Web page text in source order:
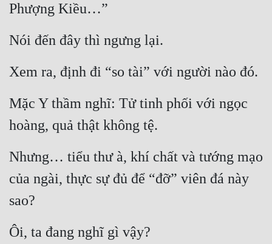
Phượng Kiều…”
Nói đến đây thì ngưng lại.
Xem ra, định đi “so tài” với người nào đó.
Mặc Y thầm nghĩ: Tử tinh phối với ngọc
hoàng, quả thật không tệ.
Nhưng… tiểu thư à, khí chất và tướng mạo
của ngài, thực sự đủ để “đỡ” viên đá này
sao?
Ôi, ta đang nghĩ gì vậy?